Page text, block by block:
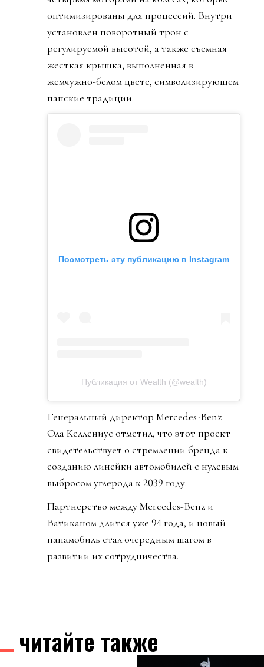
оптимизированы для процессий. Внутри
установлен поворотный трон с
регулируемой высотой, а также съемная
жесткая крышка, выполненная в
жемчужно-белом цвете, символизирующем
папские традиции.
Посмотреть эту публикацию в Instagram
Публикация от Wealth (@wealth)
Генеральный директор Mercedes-Benz
Ола Келлениус отметил, что этот проект
свидетельствует о стремлении бренда к
созданию линейки автомобилей с нулевым
выбросом углерода к 2039 году.
Партнерство между Mercedes-Benz и
Ватиканом длится уже 94 года, и новый
папамобиль стал очередным шагом в
развитии их сотрудничества.
читайте также